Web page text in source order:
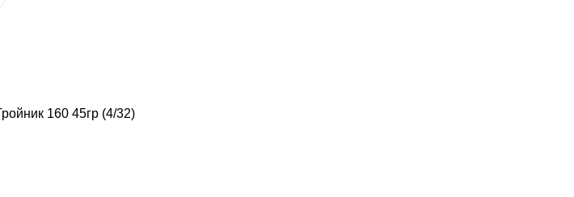
160 45гр (4/32)